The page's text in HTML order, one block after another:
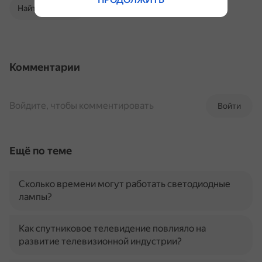
Найти в Поиске
Комментарии
Войти
Войдите, чтобы комментировать
Ещё по теме
Сколько времени могут работать светодиодные
лампы?
Как спутниковое телевидение повлияло на
развитие телевизионной индустрии?